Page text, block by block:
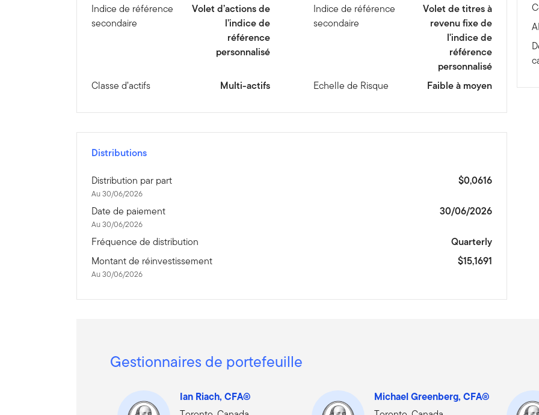
Indice de référence
secondaire
Volet d’actions de
l’indice de
référence
personnalisé
Indice de référence
secondaire
Volet de titres à
revenu fixe de
l'indice de
référence
personnalisé
Classe d’actifs
Multi-actifs Echelle de Risque Faible à moyen
Distributions
Distribution par part
Au 30/06/2026
$0,0616
Date de paiement
Au 30/06/2026
30/06/2026
Fréquence de distribution
Quarterly
Montant de réinvestissement
Au 30/06/2026
$15,1691
Gestionnaires de portefeuille
Ian Riach, CFA® Michael Greenberg, CFA®